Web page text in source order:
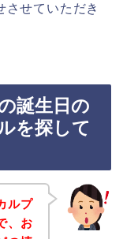
させていただき
誕生日の
を探して
ルプ
、お